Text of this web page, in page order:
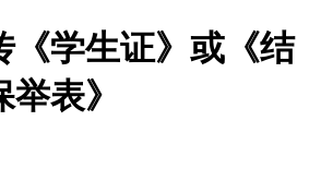
《学生证》或《结
表》